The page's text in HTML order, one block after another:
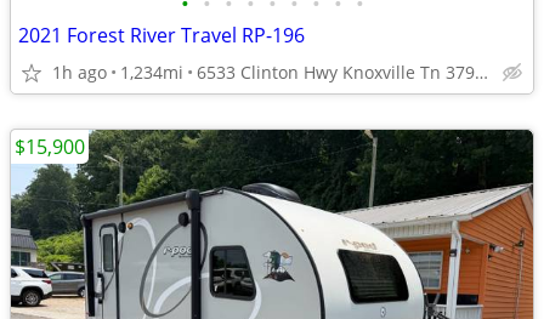
2021 Forest River Travel RP-196
1h ago 1,234mi 6533 Clinton Hwy Knoxville Tn 37912
$15,900